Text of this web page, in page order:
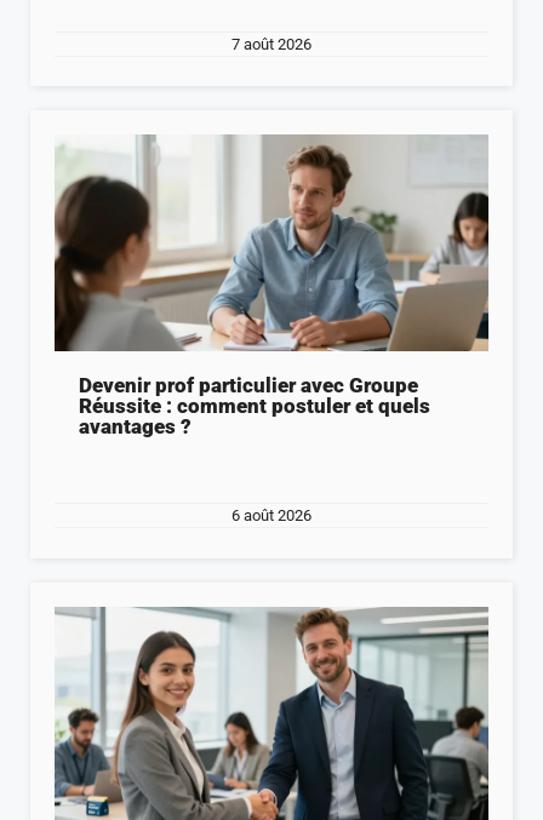
7 août 2026
Devenir prof particulier avec Groupe
Réussite : comment postuler et quels
avantages ?
6 août 2026